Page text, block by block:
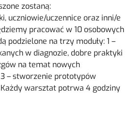
zostaną:
uczniowie/uczennice oraz inni/e
pracować w 10 osobowych
podzielone na trzy moduły: 1 –
w diagnozie, dobre praktyki
na temat nowych
– stworzenie prototypów
warsztat potrwa 4 godziny